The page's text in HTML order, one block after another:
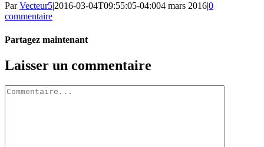
ParVecteur5|2016-03-04T09:55:05-04:004 mars 2016|0
commentaire
Partagez maintenant
Facebook
Twitter
LinkedIn
Tumblr
Pinterest
Email
Laisser un commentaire
Commentaire